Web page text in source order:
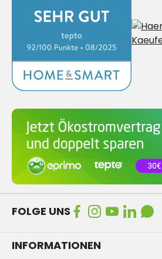
FOLGE UNS
INFORMATIONEN